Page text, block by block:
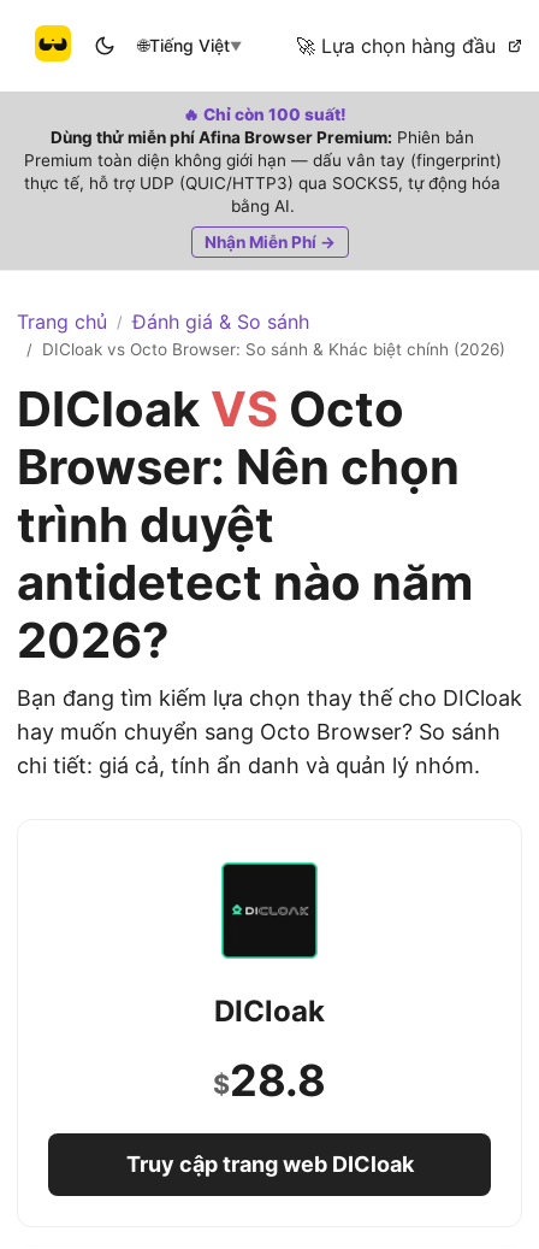
🌐Tiếng Việt▼ 🚀 Lựa chọn hàng đầu
🔥 Chỉ còn 100 suất!
Dùng thử miễn phí Afina Browser Premium: Phiên bản
Premium toàn diện không giới hạn — dấu vân tay (fingerprint)
thực tế, hỗ trợ UDP (QUIC/HTTP3) qua SOCKS5, tự động hóa
bằng AI.
Nhận Miễn Phí →
Trang chủ / Đánh giá & So sánh
/ DICloak vs Octo Browser: So sánh & Khác biệt chính (2026)
DICloak VS Octo
Browser: Nên chọn
trình duyệt
antidetect nào năm
2026?
Bạn đang tìm kiếm lựa chọn thay thế cho DICloak
hay muốn chuyển sang Octo Browser? So sánh
chi tiết: giá cả, tính ẩn danh và quản lý nhóm.
DICloak
$28.8
Truy cập trang web DICloak